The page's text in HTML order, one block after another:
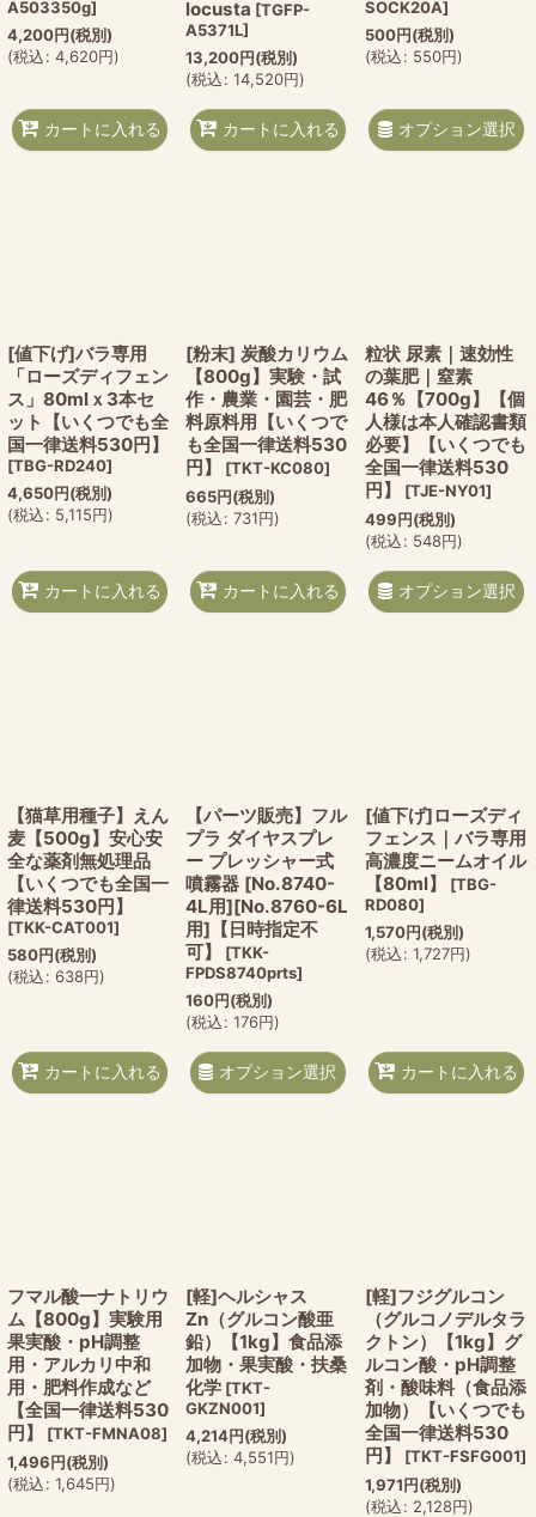
A503350g]
4,200円(税別)
(税込: 4,620円)
カートに入れる
locusta [TGFP-
A5371L]
13,200円(税別)
(税込: 14,520円)
カートに入れる
SOCK20A]
500円(税別)
(税込: 550円)
オプション選択
[値下げ]バラ専用
「ローズディフェン
ス」80mlｘ3本セ
ット【いくつでも全
国一律送料530円】
[TBG-RD240]
4,650円(税別)
(税込: 5,115円)
カートに入れる
[粉末] 炭酸カリウム
【800g】実験・試
作・農業・園芸・肥
料原料用【いくつで
も全国一律送料530
円】
[TKT-KC080]
665円(税別)
(税込: 731円)
カートに入れる
粒状 尿素｜速効性
の葉肥｜窒素
46％【700g】【個
人様は本人確認書類
必要】【いくつでも
全国一律送料530
円】
[TJE-NY01]
499円(税別)
(税込: 548円)
オプション選択
【猫草用種子】えん
麦【500g】安心安
全な薬剤無処理品
【いくつでも全国一
律送料530円】
[TKK-CAT001]
580円(税別)
(税込: 638円)
カートに入れる
【パーツ販売】フル
プラ ダイヤスプレ
ー プレッシャー式
噴霧器 [No.8740-
4L用][No.8760-6L
用]【日時指定不
可】
[TKK-
FPDS8740prts]
160円(税別)
(税込: 176円)
オプション選択
[値下げ]ローズディ
フェンス｜バラ専用
高濃度ニームオイル
【80ml】
[TBG-
RD080]
1,570円(税別)
(税込: 1,727円)
カートに入れる
フマル酸一ナトリウ
ム【800g】実験用
果実酸・pH調整
用・アルカリ中和
用・肥料作成など
【全国一律送料530
円】
[TKT-FMNA08]
1,496円(税別)
(税込: 1,645円)
[軽]ヘルシャス
Zn（グルコン酸亜
鉛）【1kg】食品添
加物・果実酸・扶桑
化学 [TKT-
GKZN001]
4,214円(税別)
(税込: 4,551円)
[軽]フジグルコン
（グルコノデルタラ
クトン）【1kg】グ
ルコン酸・pH調整
剤・酸味料（食品添
加物）【いくつでも
全国一律送料530
円】
[TKT-FSFG001]
1,971円(税別)
(税込: 2,128円)